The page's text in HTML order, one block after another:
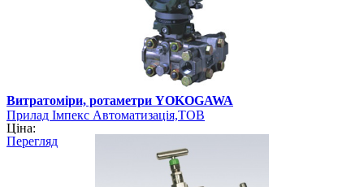
Витратоміри, ротаметри YOKOGAWA
Прилад Імпекс Автоматизація,ТОВ
Ціна:
Перегляд